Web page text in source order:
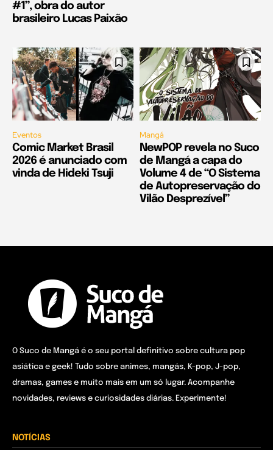
#1”, obra do autor
brasileiro Lucas Paixão
Eventos
Comic Market Brasil
2026 é anunciado com
vinda de Hideki Tsuji
Mangá
NewPOP revela no Suco
de Mangá a capa do
Volume 4 de “O Sistema
de Autopreservação do
Vilão Desprezível”
O Suco de Mangá é o seu portal definitivo sobre cultura pop
asiática e geek! Tudo sobre animes, mangás, K-pop, J-pop,
dramas, games e muito mais em um só lugar. Acompanhe
novidades, reviews e curiosidades diárias. Experimente!
NOTÍCIAS